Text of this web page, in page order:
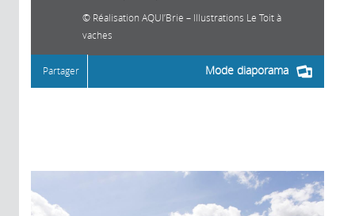
Réalisation AQUI’Brie – Illustrations Le Toit à
vaches
Mode diaporama
Partager